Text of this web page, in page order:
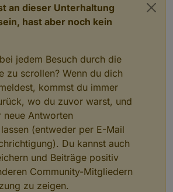
an dieser Unterhaltung
hast aber noch kein
jedem Besuch durch die
zu scrollen? Wenn du dich
kommst du immer
wo du zuvor warst, und
neue Antworten
(entweder per E-Mail
Du kannst auch
und Beiträge positiv
Community-Mitgliedern
zu zeigen.